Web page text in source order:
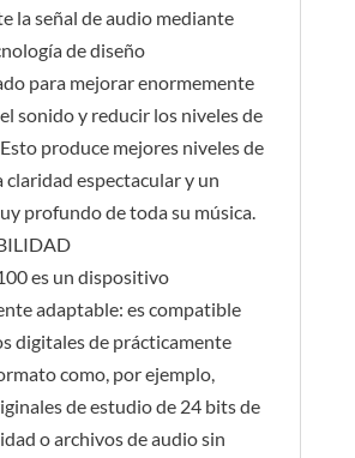
la señal de audio mediante
de diseño
para mejorar enormemente
sonido y reducir los niveles de
produce mejores niveles de
claridad espectacular y un
profundo de toda su música.
es un dispositivo
adaptable: es compatible
digitales de prácticamente
como, por ejemplo,
de estudio de 24 bits de
o archivos de audio sin